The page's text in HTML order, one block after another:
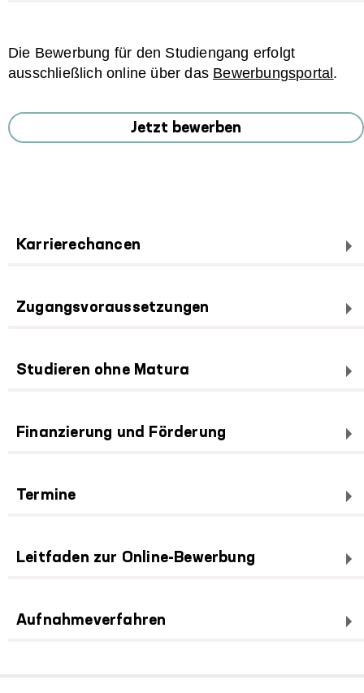
Die Bewerbung für den Studiengang erfolgt
ausschließlich online über das Bewerbungsportal .
Jetzt bewerben
Karrierechancen
Zugangsvoraussetzungen
Studieren ohne Matura
Finanzierung und Förderung
Termine
Leitfaden zur Online-Bewerbung
Aufnahmeverfahren